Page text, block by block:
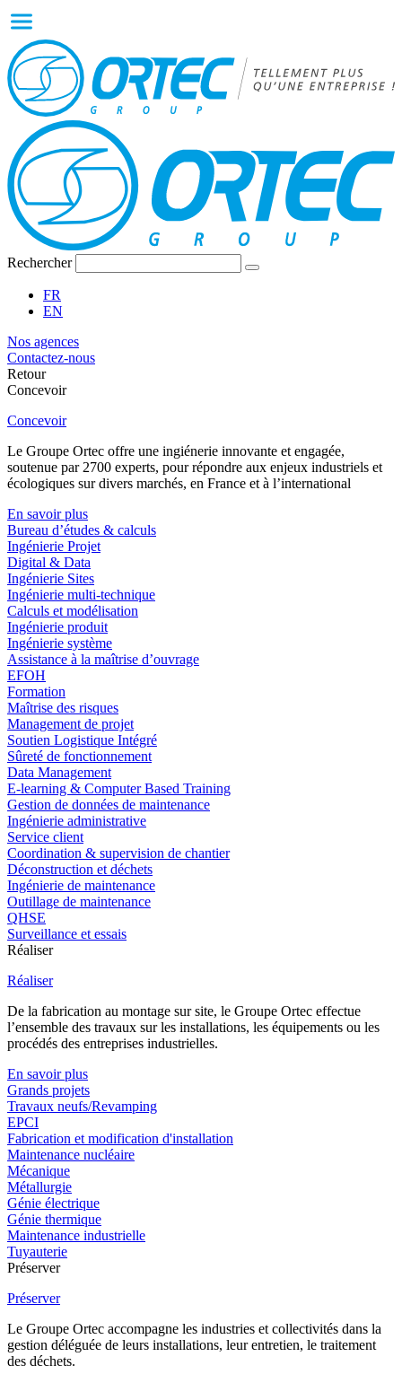
Rechercher
FR
EN
Nos agences
Contactez-nous
Retour
Concevoir
Concevoir
Le Groupe Ortec offre une ingiénerie innovante et engagée,
soutenue par 2700 experts, pour répondre aux enjeux industriels et
écologiques sur divers marchés, en France et à l’international
En savoir plus
Bureau d’études & calculs
Ingénierie Projet
Digital & Data
Ingénierie Sites
Ingénierie multi-technique
Calculs et modélisation
Ingénierie produit
Ingénierie système
Assistance à la maîtrise d’ouvrage
EFOH
Formation
Maîtrise des risques
Management de projet
Soutien Logistique Intégré
Sûreté de fonctionnement
Data Management
E-learning & Computer Based Training
Gestion de données de maintenance
Ingénierie administrative
Service client
Coordination & supervision de chantier
Déconstruction et déchets
Ingénierie de maintenance
Outillage de maintenance
QHSE
Surveillance et essais
Réaliser
Réaliser
De la fabrication au montage sur site, le Groupe Ortec effectue
l’ensemble des travaux sur les installations, les équipements ou les
procédés des entreprises industrielles.
En savoir plus
Grands projets
Travaux neufs/Revamping
EPCI
Fabrication et modification d'installation
Maintenance nucléaire
Mécanique
Métallurgie
Génie électrique
Génie thermique
Maintenance industrielle
Tuyauterie
Préserver
Préserver
Le Groupe Ortec accompagne les industries et collectivités dans la
gestion déléguée de leurs installations, leur entretien, le traitement
des déchets.